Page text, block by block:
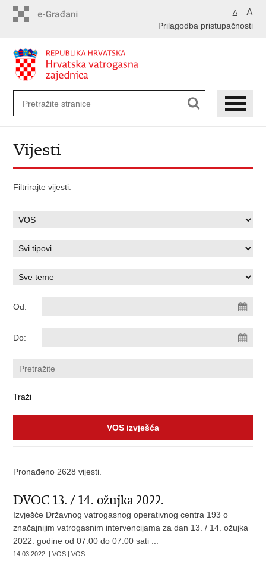
A A
Prilagodba pristupačnosti
Vijesti
Filtrirajte vijesti:
Od:
Do:
VOS izvješća
Pronađeno 2628 vijesti.
DVOC 13. / 14. ožujka 2022.
Izvješće Državnog vatrogasnog operativnog centra 193 o
značajnijim vatrogasnim intervencijama za dan 13. / 14. ožujka
2022. godine od 07:00 do 07:00 sati ...
14.03.2022. | VOS | VOS